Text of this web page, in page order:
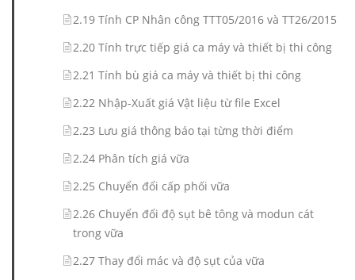
2.19 Tính CP Nhân công TTT05/2016 và TT26/2015
2.20 Tính trực tiếp giá ca máy và thiết bị thi công
2.21 Tính bù giá ca máy và thiết bị thi công
2.22 Nhập-Xuất giá Vật liệu từ file Excel
2.23 Lưu giá thông báo tại từng thời điểm
2.24 Phân tích giá vữa
2.25 Chuyển đổi cấp phối vữa
2.26 Chuyển đổi độ sụt bê tông và modun cát
trong vữa
2.27 Thay đổi mác và độ sụt của vữa